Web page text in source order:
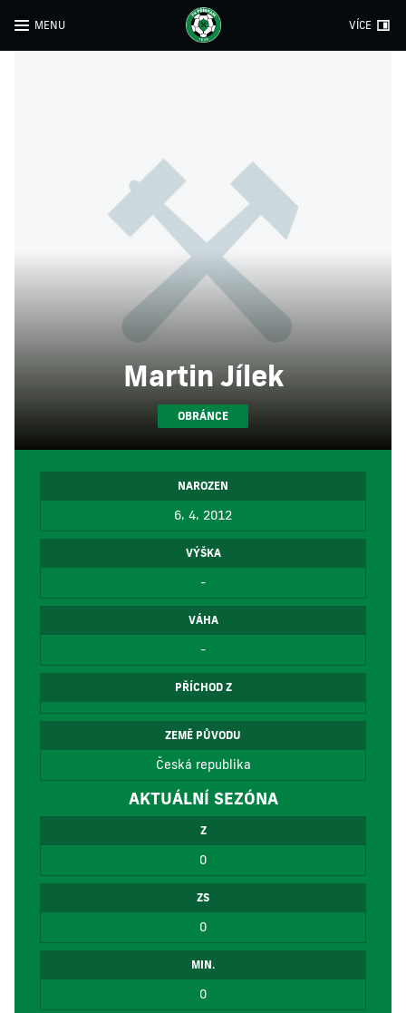
MENU VÍCE
Martin Jílek
OBRÁNCE
NAROZEN
6. 4. 2012
VÝŠKA
-
VÁHA
-
PŘÍCHOD Z
ZEMĚ PŮVODU
Česká republika
AKTUÁLNÍ SEZÓNA
Z
0
ZS
0
MIN.
0